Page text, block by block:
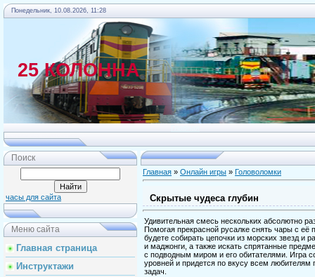
Понедельник, 10.08.2026, 11:28
25 КОЛОННА
Поиск
часы для сайта
Меню сайта
Главная страница
Инструктажи
Главная » Онлайн игры » Головоломки
Скрытые чудеса глубин
Удивительная смесь нескольких абсолютно
Помогая прекрасной русалке снять чары с её
будете собирать цепочки из морских звезд и
и маджонги, а также искать спрятанные
с подводным миром и его обитателями. Игра
уровней и придется по вкусу всем любителям
задач.